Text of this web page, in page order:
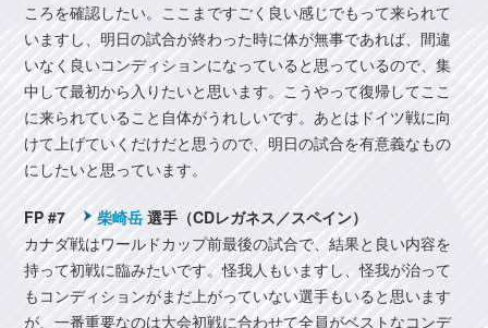
ころを確認したい。ここまですごく良い感じでもって来られて
いますし、明日の試合が終わった時に体が無事であれば、間違
いなく良いコンディションになっていると思っているので、集
中して最初から入りたいと思います。こうやって復帰してここ
に来られていること自体がうれしいです。あとはドイツ戦に向
けて上げていくだけだと思うので、明日の試合を有意義なもの
にしたいと思っています。
FP #7 柴崎岳 選手（CDレガネス／スペイン）
カナダ戦はワールドカップ前最後の試合で、結果と良い内容を
持って初戦に臨みたいです。怪我人もいますし、怪我が治って
もコンディションがまだ上がっていない選手もいると思います
が、一番重要なのは大会初戦に合わせて全員がベストなコンデ